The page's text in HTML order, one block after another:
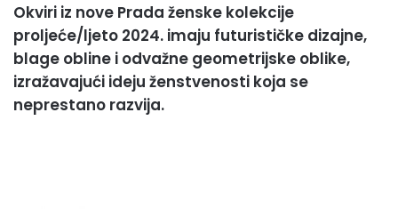
Okviri iz nove Prada ženske kolekcije
proljeće/ljeto 2024. imaju futurističke dizajne,
blage obline i odvažne geometrijske oblike,
izražavajući ideju ženstvenosti koja se
neprestano razvija.